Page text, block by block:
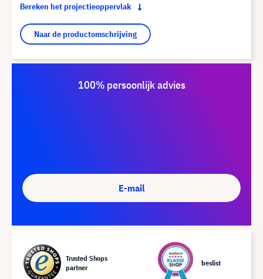
Bereken het projectieoppervlak
Naar de productomschrijving
100% persoonlijk advies
E-mail
Trusted Shops
partner
beslist